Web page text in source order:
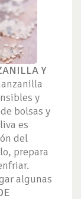
Y
y
bolsas y
es
del
prepara
algunas